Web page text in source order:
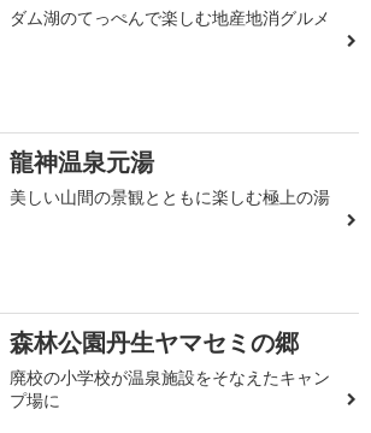
ダム湖のてっぺんで楽しむ地産地消グルメ
龍神温泉元湯
美しい山間の景観とともに楽しむ極上の湯
森林公園丹生ヤマセミの郷
廃校の小学校が温泉施設をそなえたキャン
プ場に